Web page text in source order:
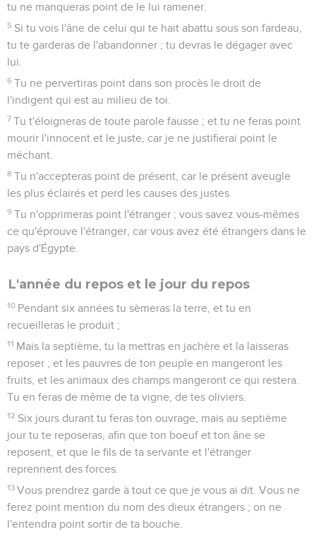
tu ne manqueras point de le lui ramener.
5 Si tu vois l'âne de celui qui te hait abattu sous son fardeau,
tu te garderas de l'abandonner ; tu devras le dégager avec
lui.
6 Tu ne pervertiras point dans son procès le droit de
l'indigent qui est au milieu de toi.
7 Tu t'éloigneras de toute parole fausse ; et tu ne feras point
mourir l'innocent et le juste, car je ne justifierai point le
méchant.
8 Tu n'accepteras point de présent, car le présent aveugle
les plus éclairés et perd les causes des justes.
9 Tu n'opprimeras point l'étranger ; vous savez vous-mêmes
ce qu'éprouve l'étranger, car vous avez été étrangers dans le
pays d'Égypte.
L'année du repos et le jour du repos
10 Pendant six années tu sèmeras la terre, et tu en
recueilleras le produit ;
11 Mais la septième, tu la mettras en jachère et la laisseras
reposer ; et les pauvres de ton peuple en mangeront les
fruits, et les animaux des champs mangeront ce qui restera.
Tu en feras de même de ta vigne, de tes oliviers.
12 Six jours durant tu feras ton ouvrage, mais au septième
jour tu te reposeras, afin que ton boeuf et ton âne se
reposent, et que le fils de ta servante et l'étranger
reprennent des forces.
13 Vous prendrez garde à tout ce que je vous ai dit. Vous ne
ferez point mention du nom des dieux étrangers ; on ne
l'entendra point sortir de ta bouche.